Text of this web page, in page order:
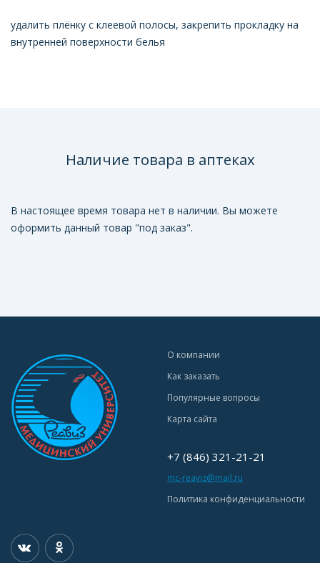
удалить плёнку с клеевой полосы, закрепить прокладку на
внутренней поверхности белья
Наличие товара в аптеках
В настоящее время товара нет в наличии. Вы можете
оформить данный товар "под заказ".
О компании
Как заказать
Популярные вопросы
Карта сайта
+7 (846) 321-21-21
mc-reaviz@mail.ru
Политика конфиденциальности